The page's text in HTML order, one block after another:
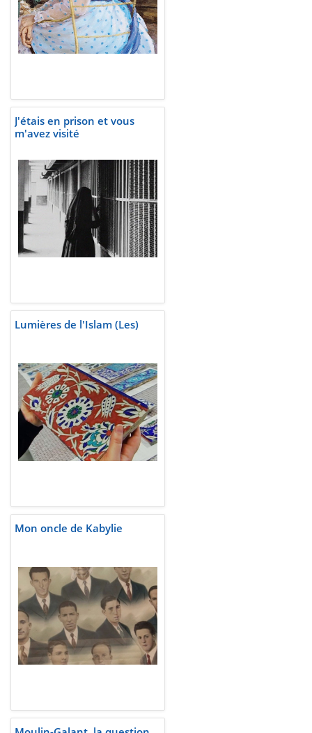
J'étais en prison et vous
m'avez visité
Lumières de l'Islam (Les)
Mon oncle de Kabylie